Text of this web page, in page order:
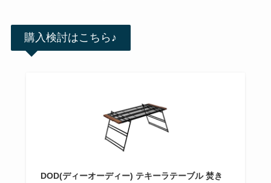
購入検討はこちら♪
DOD(ディーオーディー) テキーラテーブル 焚き